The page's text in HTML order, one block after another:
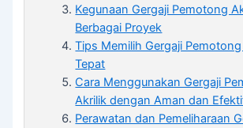
Kegunaan Gergaji Pemotong
Berbagai Proyek
Tips Memilih Gergaji
Tepat
Cara Menggunakan Gergaji
Akrilik dengan Aman dan
Perawatan dan Pemeliharaan